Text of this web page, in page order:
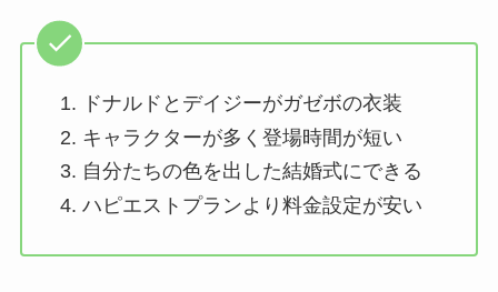
ドナルドとデイジーがガゼボの衣装
キャラクターが多く登場時間が短い
自分たちの色を出した結婚式にできる
ハピエストプランより料金設定が安い